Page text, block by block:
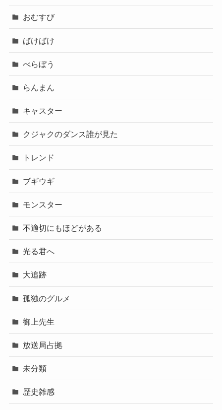
おむすび
ばけばけ
べらぼう
らんまん
キャスター
クジャクのダンス誰が見た
トレンド
ブギウギ
モンスター
不適切にもほどがある
光る君へ
大追跡
孤独のグルメ
御上先生
放送局占拠
未分類
歴史雑感